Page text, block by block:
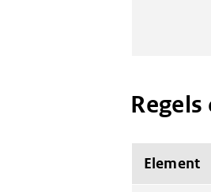
Element